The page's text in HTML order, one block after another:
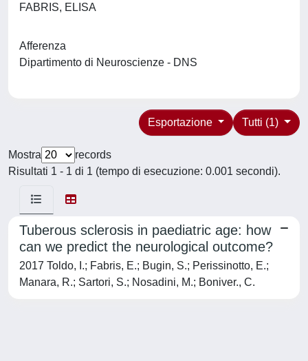
FABRIS, ELISA
Afferenza
Dipartimento di Neuroscienze - DNS
Tutti (1)
Esportazione
Mostra
records
Risultati 1 - 1 di 1 (tempo di esecuzione: 0.001 secondi).
Tuberous sclerosis in paediatric age: how
can we predict the neurological outcome?
2017 Toldo, I.; Fabris, E.; Bugin, S.; Perissinotto, E.;
Manara, R.; Sartori, S.; Nosadini, M.; Boniver., C.